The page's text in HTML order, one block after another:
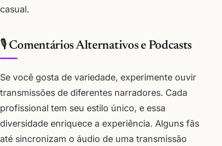
casual.
🎙️ Comentários Alternativos e Podcasts
Se você gosta de variedade, experimente ouvir
transmissões de diferentes narradores. Cada
profissional tem seu estilo único, e essa
diversidade enriquece a experiência. Alguns fãs
até sincronizam o áudio de uma transmissão